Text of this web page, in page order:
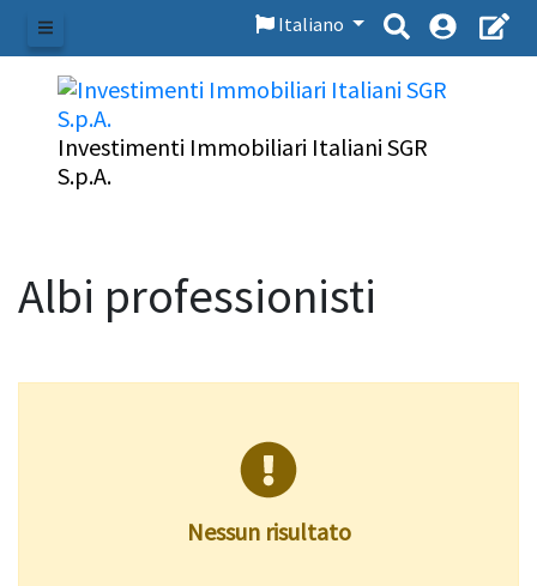
Menu
Italiano
Investimenti Immobiliari Italiani SGR
S.p.A.
Albi professionisti
Nessun risultato